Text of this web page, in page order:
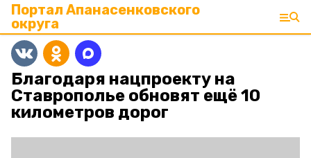
Портал Апанасенковского
округа
Благодаря нацпроекту на
Ставрополье обновят ещё 10
километров дорог